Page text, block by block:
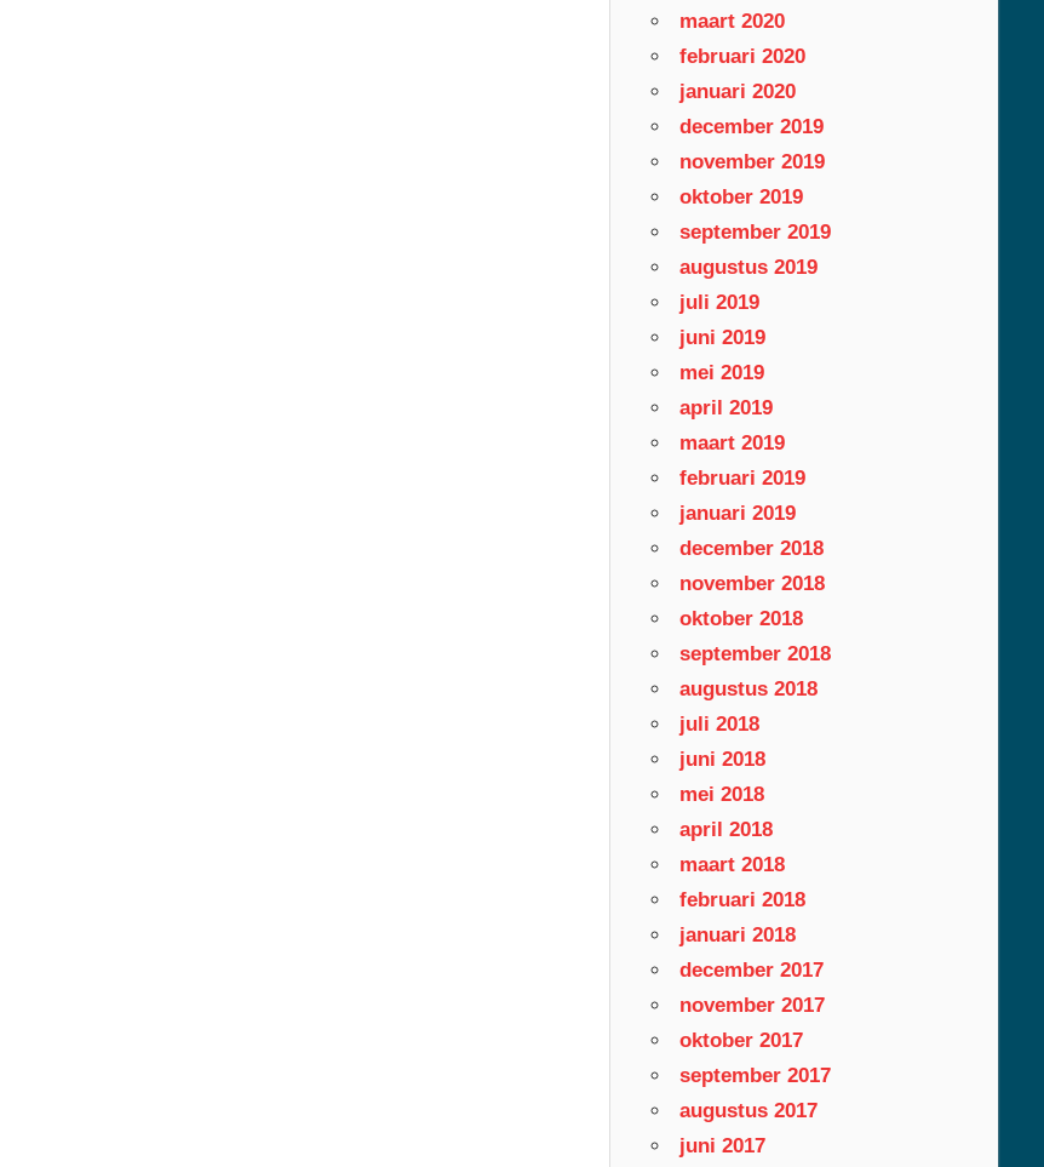
maart 2020
februari 2020
januari 2020
december 2019
november 2019
oktober 2019
september 2019
augustus 2019
juli 2019
juni 2019
mei 2019
april 2019
maart 2019
februari 2019
januari 2019
december 2018
november 2018
oktober 2018
september 2018
augustus 2018
juli 2018
juni 2018
mei 2018
april 2018
maart 2018
februari 2018
januari 2018
december 2017
november 2017
oktober 2017
september 2017
augustus 2017
juni 2017